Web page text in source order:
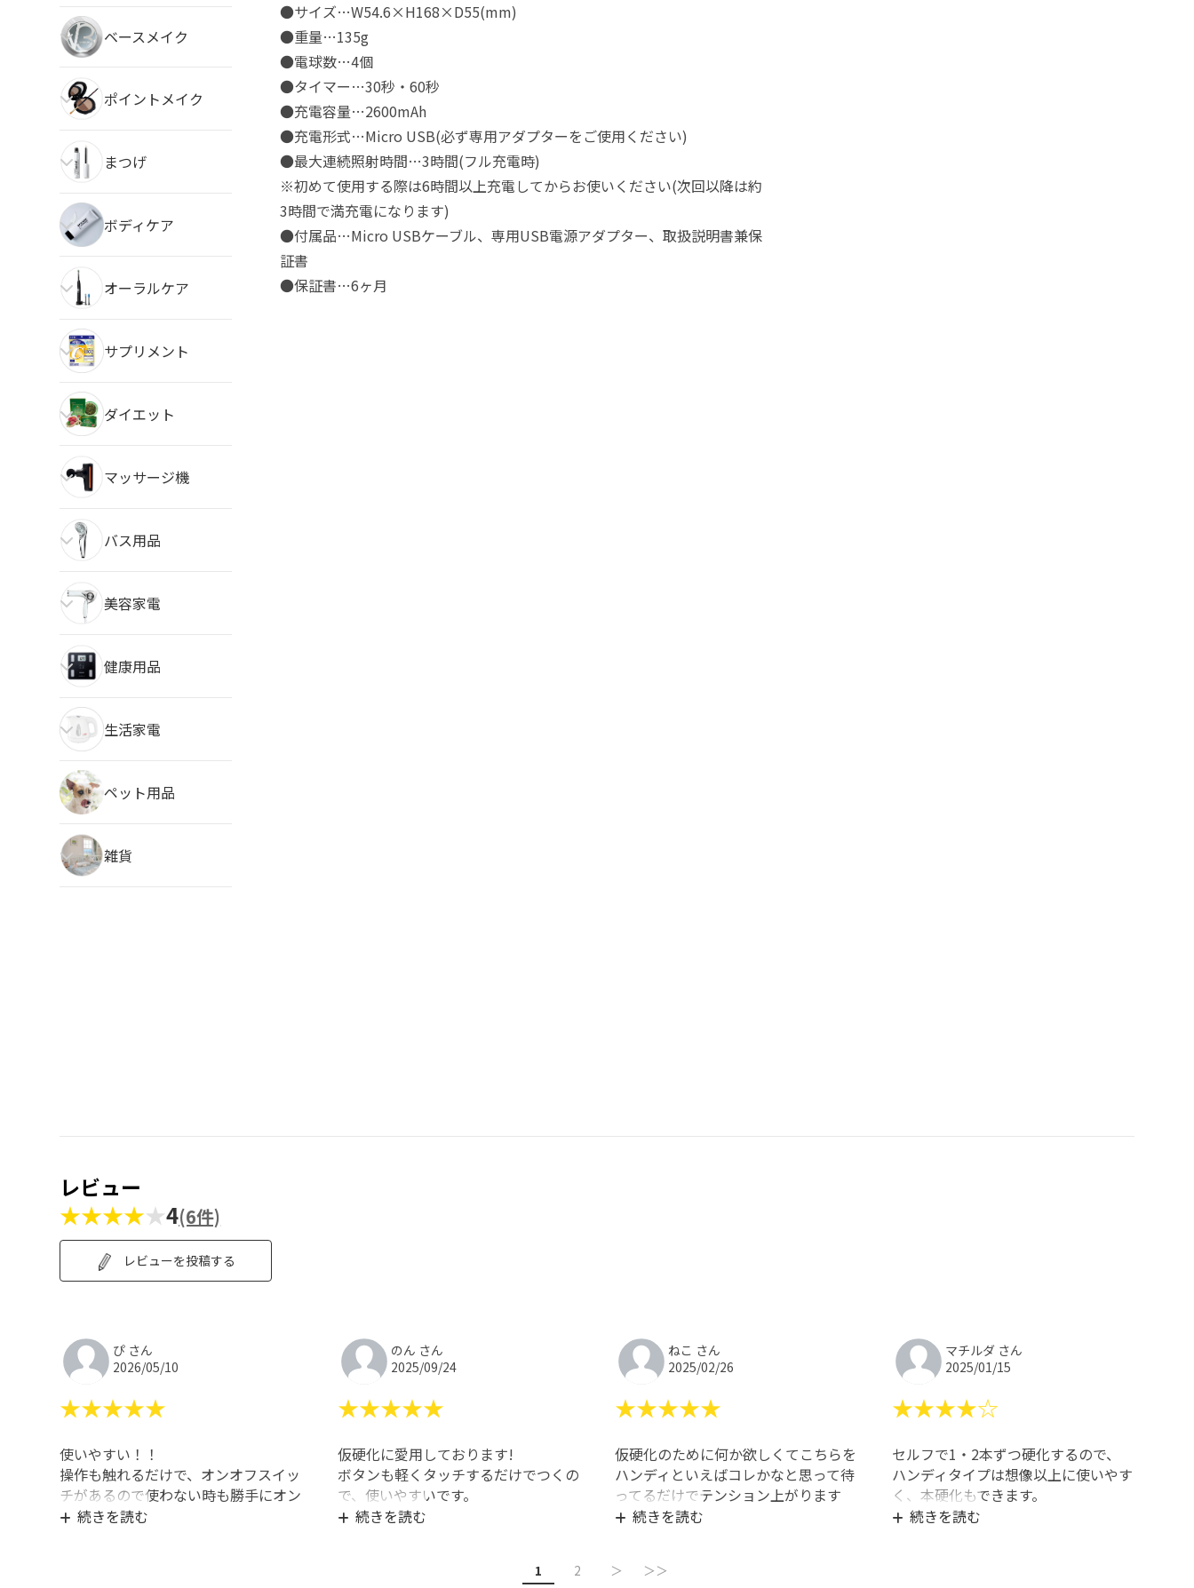
ベースメイク
ポイントメイク
まつげ
ボディケア
オーラルケア
サプリメント
ダイエット
マッサージ機
バス用品
美容家電
健康用品
生活家電
ペット用品
雑貨
●サイズ…W54.6×H168×D55(mm)
●重量…135g
●電球数…4個
●タイマー…30秒・60秒
●充電容量…2600mAh
●充電形式…Micro USB(必ず専用アダプターをご使用ください)
●最大連続照射時間…3時間(フル充電時)
※初めて使用する際は6時間以上充電してからお使いください(次回以降は約
3時間で満充電になります)
●付属品…Micro USBケーブル、専用USB電源アダプター、取扱説明書兼保
証書
●保証書…6ヶ月
レビュー
★★★★★4(6件)
レビューを投稿する
ぴ さん
2026/05/10
★★★★★
使いやすい！！
操作も触れるだけで、オンオフスイッ
チがあるので使わない時も勝手にオン
にならずいいです！
続きを読む
のん さん
2025/09/24
★★★★★
仮硬化に愛用しております!
ボタンも軽くタッチするだけでつくの
で、使いやすいです。
30秒と60秒の2種類あって神です!
続きを読む
ねこ さん
2025/02/26
★★★★★
仮硬化のために何か欲しくてこちらを
ハンディといえばコレかなと思って待
ってるだけでテンション上がります
(笑)続きを読む
マチルダ さん
2025/01/15
★★★★☆
セルフで1・2本ずつ硬化するので、
ハンディタイプは想像以上に使いやす
く、本硬化もできます。
点灯ボタンは押し込むタイプではなく
続きを読む
1 2 ＞ ＞＞